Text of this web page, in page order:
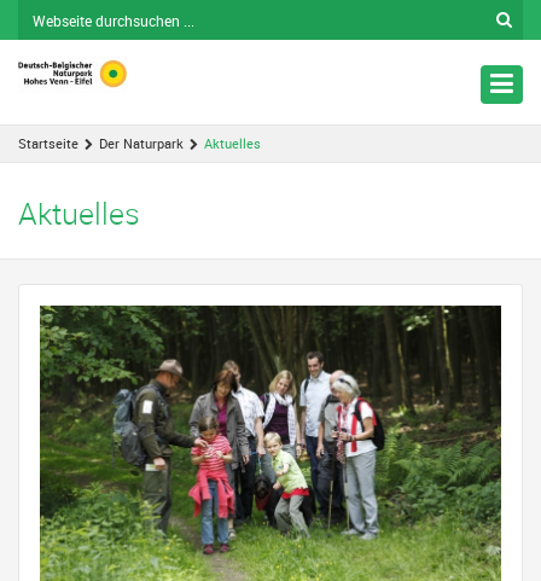
Startseite Der Naturpark Aktuelles
Aktuelles